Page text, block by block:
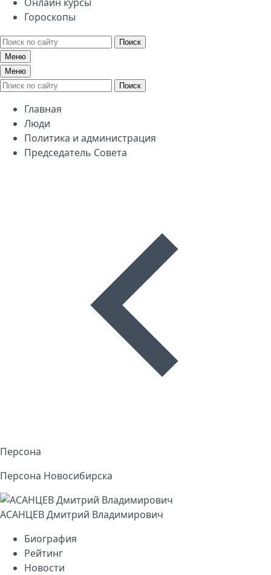
Гороскопы
Поиск
Меню
Меню
Поиск
Главная
Люди
Политика и администрация
Председатель Совета
Персона
Персона Новосибирска
АСАНЦЕВ Дмитрий Владимирович
Биография
Рейтинг
Новости